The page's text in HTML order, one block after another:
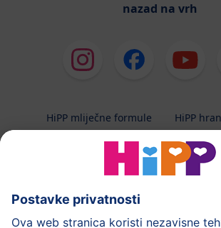
nazad na vrh
HiPP mliječne formule
HiPP
HiPP njega
Terapeutska dijeta
Zaštita podataka i upute za